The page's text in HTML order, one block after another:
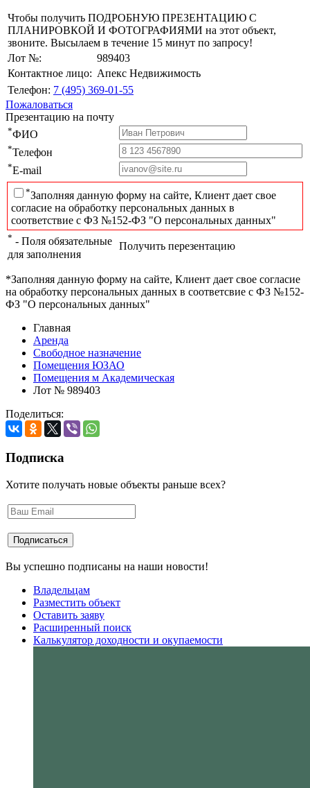
Чтобы получить ПОДРОБНУЮ ПРЕЗЕНТАЦИЮ С
ПЛАНИРОВКОЙ И ФОТОГРАФИЯМИ на этот объект,
звоните. Высылаем в течение 15 минут по запросу!
Лот №:
989403
Контактное лицо: Апекс Недвижимость
Телефон: 7 (495) 369-01-55
Пожаловаться
Презентацию на почту
*ФИО
*Телефон
*E-mail
*Заполняя данную форму на сайте, Клиент дает свое
согласие на обработку персональных данных в
соответствие с ФЗ №152-ФЗ "О персональных данных"
* - Поля обязательные
для заполнения
Получить перезентацию
*Заполняя данную форму на сайте, Клиент дает свое согласие
на обработку персональных данных в соответсвие с ФЗ №152-
ФЗ "О персональных данных"
Главная
Аренда
Свободное назначение
Помещения ЮЗАО
Помещения м Академическая
Лот № 989403
Поделиться:
Подписка
Хотите получать новые объекты раньше всех?
Вы успешно подписаны на наши новости!
Владельцам
Разместить объект
Оставить заяву
Расширенный поиск
Калькулятор доходности и окупаемости